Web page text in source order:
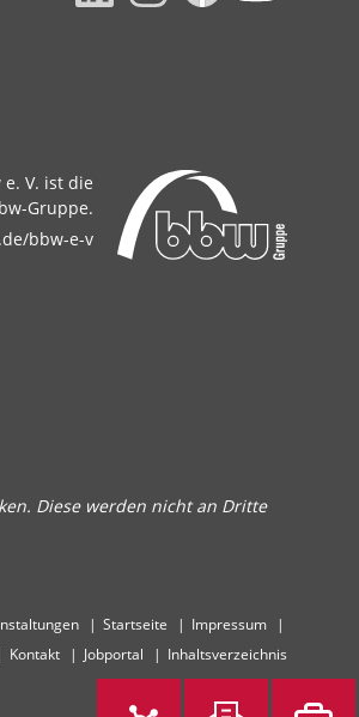
V. ist die
Gruppe.
bbw-e-v
Diese werden nicht an Dritte
Startseite
Impressum
Kontakt Jobportal Inhaltsverzeichnis